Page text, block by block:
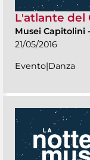
L'atlante del
Musei Capitolini -
21/05/2016
Evento|Danza